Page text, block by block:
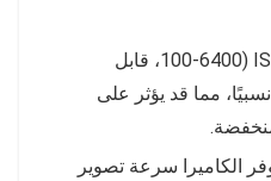
: نطاق ISO (100-6400، قابل
محدود نسبيًا، مما قد يؤثر على
الكاميرا سرعة تصوير